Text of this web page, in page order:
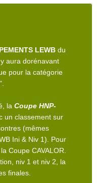
LEWB du
aura dorénavant
pour la catégorie
".
la Coupe HNP-
un classement sur
(mêmes
Ini & Niv 1). Pour
Coupe CAVALOR.
niv 1 et niv 2, la
finales.